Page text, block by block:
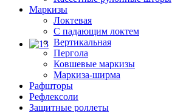
Маркизы
Локтевая
С падающим локтем
Вертикальная
Пергола
Ковшевые маркизы
Маркиза-ширма
Рафшторы
Рефлексоли
Защитные роллеты